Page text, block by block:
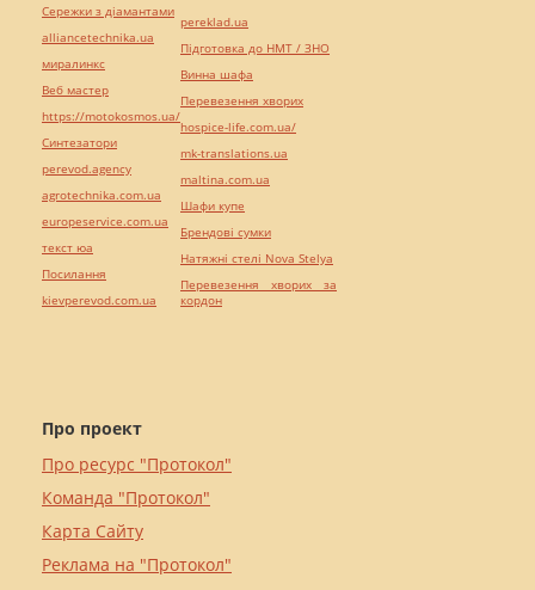
Про проект
Про ресурс "Протокол"
Команда "Протокол"
Карта Сайту
Реклама на "Протокол"
Сережки з діамантами
alliancetechnika.ua
миралинкс
Веб мастер
https://motokosmos.ua/
Синтезатори
perevod.agency
agrotechnika.com.ua
europeservice.com.ua
текст юа
Посилання
kievperevod.com.ua
pereklad.ua
Підготовка до НМТ / ЗНО
Винна шафа
Перевезення хворих
hospice-life.com.ua/
mk-translations.ua
maltina.com.ua
Шафи купе
Брендові сумки
Натяжні стелі Nova Stelya
Перевезення хворих за
кордон